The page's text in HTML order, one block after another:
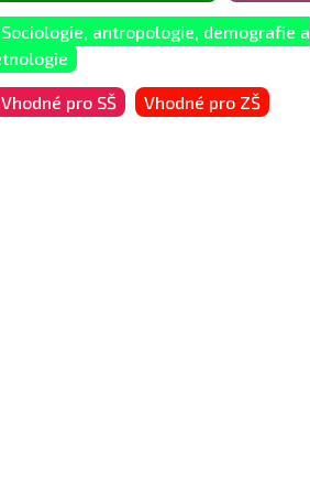
Sociologie, antropologie, demografie a
Vhodné pro SŠ Vhodné pro ZŠ